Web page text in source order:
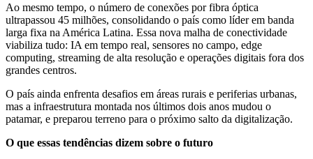
Ao mesmo tempo, o número de conexões por fibra óptica
ultrapassou 45 milhões, consolidando o país como líder em banda
larga fixa na América Latina. Essa nova malha de conectividade
viabiliza tudo: IA em tempo real, sensores no campo, edge
computing, streaming de alta resolução e operações digitais fora dos
grandes centros.
O país ainda enfrenta desafios em áreas rurais e periferias urbanas,
mas a infraestrutura montada nos últimos dois anos mudou o
patamar, e preparou terreno para o próximo salto da digitalização.
O que essas tendências dizem sobre o futuro